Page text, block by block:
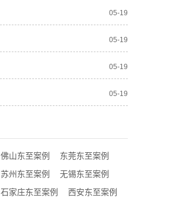
05-19
05-19
05-19
05-19
佛山东至案例
东莞东至案例
苏州东至案例
无锡东至案例
石家庄东至案例 西安东至案例